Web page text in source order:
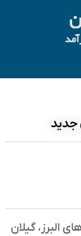
جدید
البرز، گیلان